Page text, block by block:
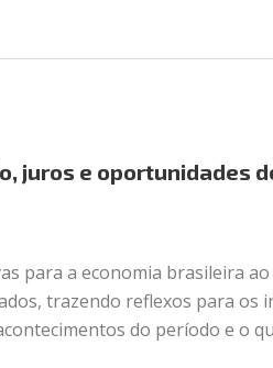
juros e oportunidades
para a economia brasileira
trazendo reflexos para os
do período e o